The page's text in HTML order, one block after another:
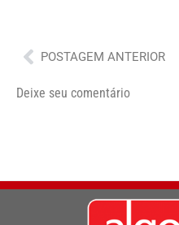
Anterior
POSTAGEM ANTERIOR
Deixe seu comentário